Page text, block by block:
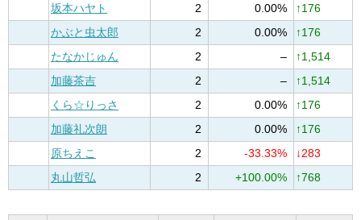
坂本ハヤト
2 0.00%
↑176
かぶと虫太郎
2 0.00%
↑176
たなかじゅん
2 –
↑1,514
加藤茶吉
2 –
↑1,514
くら☆りっさ
2 0.00%
↑176
加藤礼次朗
2 0.00%
↑176
原ちえこ
2 -33.33%
↓283
丸山哲弘
2 +100.00% ↑768